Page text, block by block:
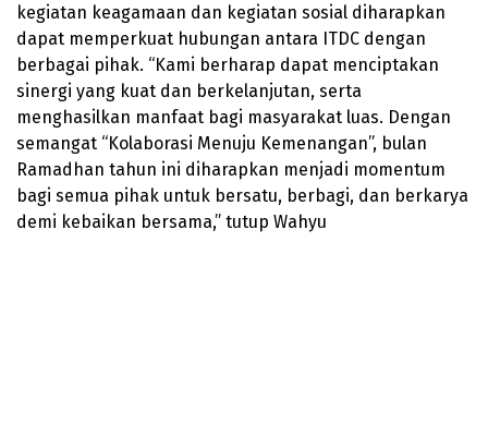
kegiatan keagamaan dan kegiatan sosial diharapkan
dapat memperkuat hubungan antara ITDC dengan
berbagai pihak. “Kami berharap dapat menciptakan
sinergi yang kuat dan berkelanjutan, serta
menghasilkan manfaat bagi masyarakat luas. Dengan
semangat “Kolaborasi Menuju Kemenangan”, bulan
Ramadhan tahun ini diharapkan menjadi momentum
bagi semua pihak untuk bersatu, berbagi, dan berkarya
demi kebaikan bersama,” tutup Wahyu